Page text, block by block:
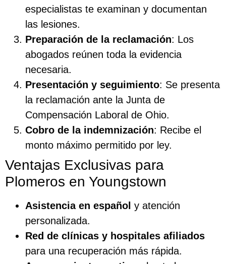
especialistas te examinan y documentan
las lesiones.
Preparación de la reclamación: Los
abogados reúnen toda la evidencia
necesaria.
Presentación y seguimiento: Se presenta
la reclamación ante la Junta de
Compensación Laboral de Ohio.
Cobro de la indemnización: Recibe el
monto máximo permitido por ley.
Ventajas Exclusivas para
Plomeros en Youngstown
Asistencia en español y atención
personalizada.
Red de clínicas y hospitales afiliados
para una recuperación más rápida.